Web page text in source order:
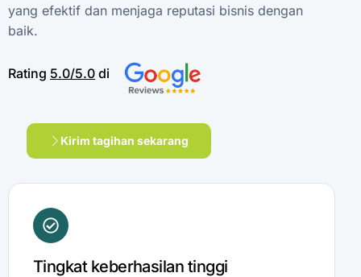
yang efektif dan menjaga reputasi bisnis dengan
baik.
Rating 5.0/5.0 di
Kirim tagihan sekarang
Tingkat keberhasilan tinggi